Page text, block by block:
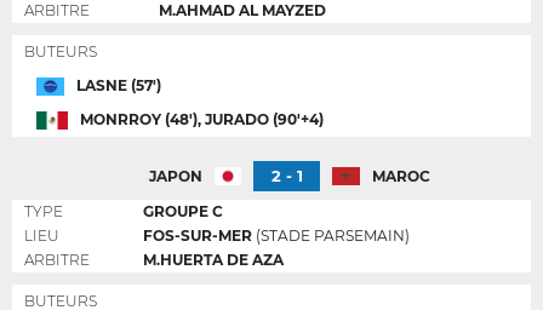
ARBITRE
M.AHMAD AL MAYZED
BUTEURS
LASNE (57')
MONRROY (48'), JURADO (90'+4)
JAPON 2 - 1
MAROC
TYPE
GROUPE C
LIEU
FOS-SUR-MER (STADE PARSEMAIN)
ARBITRE
M.HUERTA DE AZA
BUTEURS